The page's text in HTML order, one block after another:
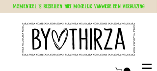
Momenteel is bestellen niet mogelijk vanwege een verhuizing